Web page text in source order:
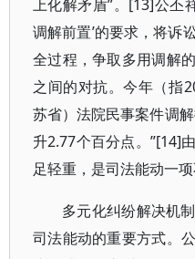
上化解矛盾”。[13]公丕
调解前置’的要求，将诉
全过程，争取多用调解
之间的对抗。今年（指
苏省）法院民事案件调
升2.77个百分点。”[14]
足轻重，是司法能动一项
多元化纠纷解决机
司法能动的重要方式。